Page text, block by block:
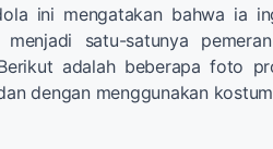
ini mengatakan bahwa ia
menjadi satu-satunya
adalah beberapa foto
dengan menggunakan